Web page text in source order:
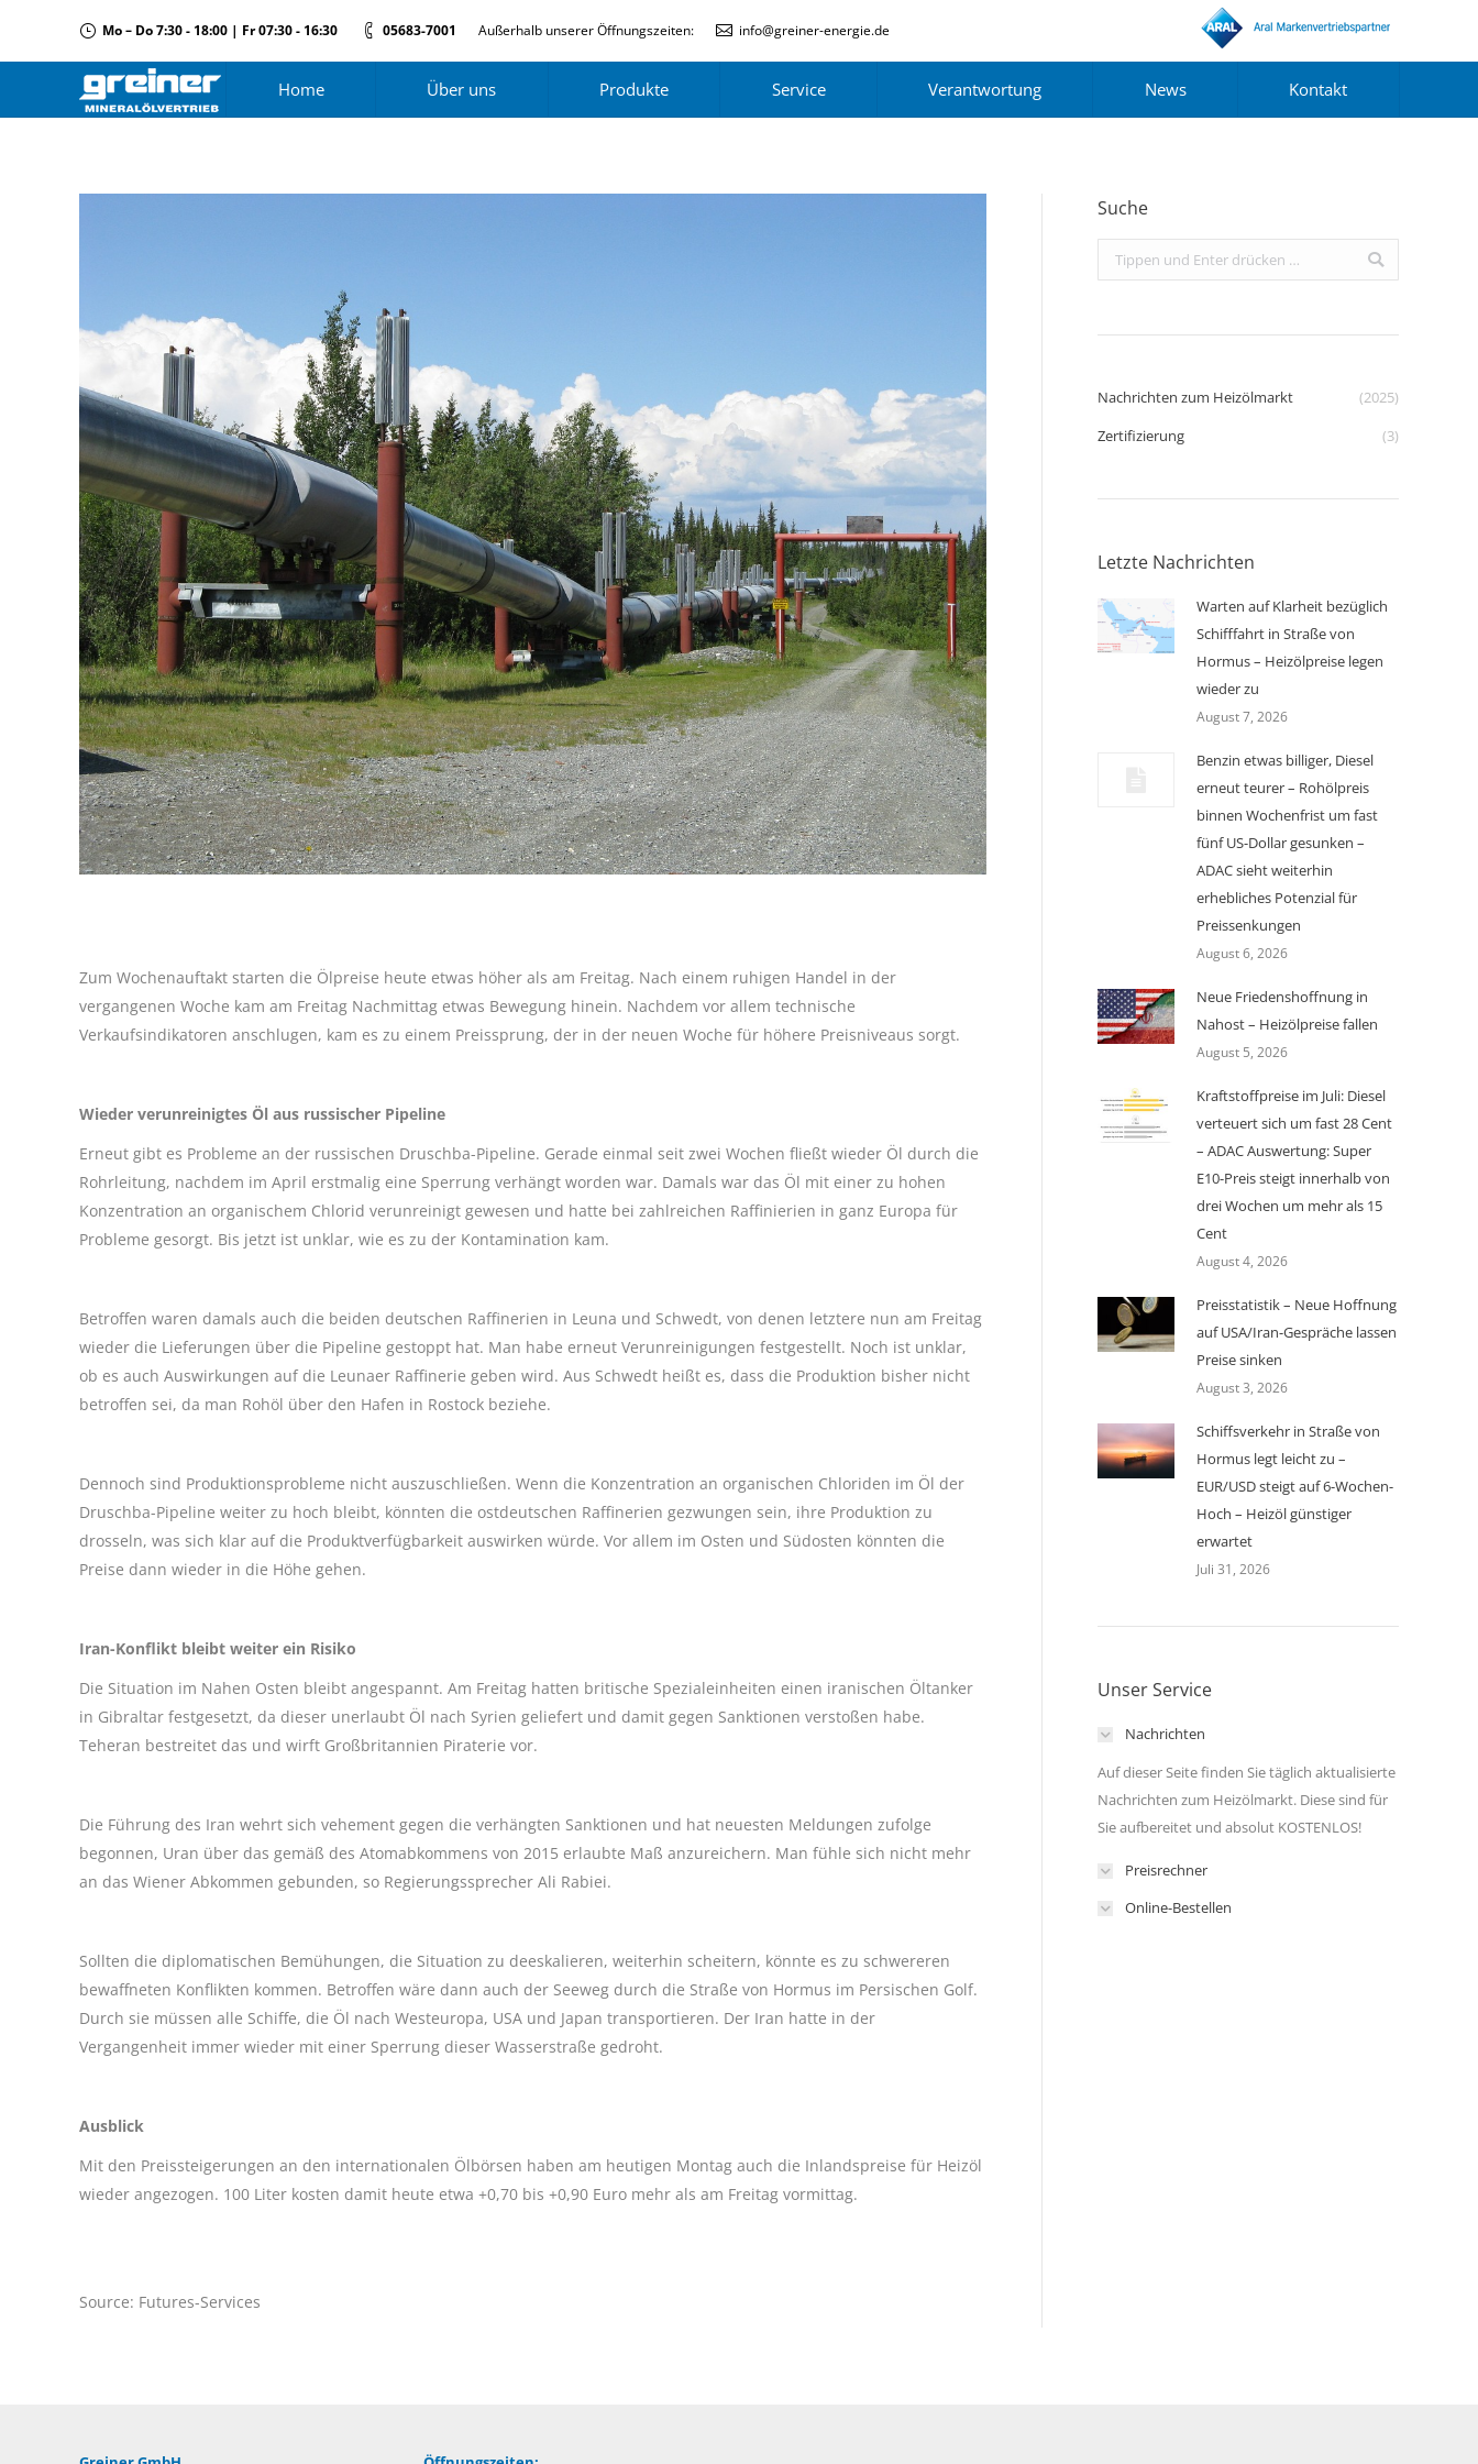
Mo – Do 7:30 - 18:00 | Fr 07:30 - 16:30 05683-7001 Außerhalb unserer Öffnungszeiten: info@greiner-energie.de
Home Über uns Produkte Service Verantwortung News Kontakt
Zum Wochenauftakt starten die Ölpreise heute etwas höher als am Freitag. Nach einem ruhigen Handel in der
vergangenen Woche kam am Freitag Nachmittag etwas Bewegung hinein. Nachdem vor allem technische
Verkaufsindikatoren anschlugen, kam es zu einem Preissprung, der in der neuen Woche für höhere Preisniveaus sorgt.
Wieder verunreinigtes Öl aus russischer Pipeline
Erneut gibt es Probleme an der russischen Druschba-Pipeline. Gerade einmal seit zwei Wochen fließt wieder Öl durch die
Rohrleitung, nachdem im April erstmalig eine Sperrung verhängt worden war. Damals war das Öl mit einer zu hohen
Konzentration an organischem Chlorid verunreinigt gewesen und hatte bei zahlreichen Raffinierien in ganz Europa für
Probleme gesorgt. Bis jetzt ist unklar, wie es zu der Kontamination kam.
Betroffen waren damals auch die beiden deutschen Raffinerien in Leuna und Schwedt, von denen letztere nun am Freitag
wieder die Lieferungen über die Pipeline gestoppt hat. Man habe erneut Verunreinigungen festgestellt. Noch ist unklar,
ob es auch Auswirkungen auf die Leunaer Raffinerie geben wird. Aus Schwedt heißt es, dass die Produktion bisher nicht
betroffen sei, da man Rohöl über den Hafen in Rostock beziehe.
Dennoch sind Produktionsprobleme nicht auszuschließen. Wenn die Konzentration an organischen Chloriden im Öl der
Druschba-Pipeline weiter zu hoch bleibt, könnten die ostdeutschen Raffinerien gezwungen sein, ihre Produktion zu
drosseln, was sich klar auf die Produktverfügbarkeit auswirken würde. Vor allem im Osten und Südosten könnten die
Preise dann wieder in die Höhe gehen.
Iran-Konflikt bleibt weiter ein Risiko
Die Situation im Nahen Osten bleibt angespannt. Am Freitag hatten britische Spezialeinheiten einen iranischen Öltanker
in Gibraltar festgesetzt, da dieser unerlaubt Öl nach Syrien geliefert und damit gegen Sanktionen verstoßen habe.
Teheran bestreitet das und wirft Großbritannien Piraterie vor.
Die Führung des Iran wehrt sich vehement gegen die verhängten Sanktionen und hat neuesten Meldungen zufolge
begonnen, Uran über das gemäß des Atomabkommens von 2015 erlaubte Maß anzureichern. Man fühle sich nicht mehr
an das Wiener Abkommen gebunden, so Regierungssprecher Ali Rabiei.
Sollten die diplomatischen Bemühungen, die Situation zu deeskalieren, weiterhin scheitern, könnte es zu schwereren
bewaffneten Konflikten kommen. Betroffen wäre dann auch der Seeweg durch die Straße von Hormus im Persischen Golf.
Durch sie müssen alle Schiffe, die Öl nach Westeuropa, USA und Japan transportieren. Der Iran hatte in der
Vergangenheit immer wieder mit einer Sperrung dieser Wasserstraße gedroht.
Ausblick
Mit den Preissteigerungen an den internationalen Ölbörsen haben am heutigen Montag auch die Inlandspreise für Heizöl
wieder angezogen. 100 Liter kosten damit heute etwa +0,70 bis +0,90 Euro mehr als am Freitag vormittag.
Source: Futures-Services
Suche
Search:
Nachrichten zum Heizölmarkt
(2025)
Zertifizierung
(3)
Letzte Nachrichten
Warten auf Klarheit bezüglich
Schifffahrt in Straße von
Hormus – Heizölpreise legen
wieder zu
August 7, 2026
Benzin etwas billiger, Diesel
erneut teurer – Rohölpreis
binnen Wochenfrist um fast
fünf US-Dollar gesunken –
ADAC sieht weiterhin
erhebliches Potenzial für
Preissenkungen
August 6, 2026
Neue Friedenshoffnung in
Nahost – Heizölpreise fallen
August 5, 2026
Kraftstoffpreise im Juli: Diesel
verteuert sich um fast 28 Cent
– ADAC Auswertung: Super
E10-Preis steigt innerhalb von
drei Wochen um mehr als 15
Cent
August 4, 2026
Preisstatistik – Neue Hoffnung
auf USA/Iran-Gespräche lassen
Preise sinken
August 3, 2026
Schiffsverkehr in Straße von
Hormus legt leicht zu –
EUR/USD steigt auf 6-Wochen-
Hoch – Heizöl günstiger
erwartet
Juli 31, 2026
Unser Service
Nachrichten
Auf dieser Seite finden Sie täglich aktualisierte
Nachrichten zum Heizölmarkt. Diese sind für
Sie aufbereitet und absolut KOSTENLOS!
Preisrechner
Online-Bestellen